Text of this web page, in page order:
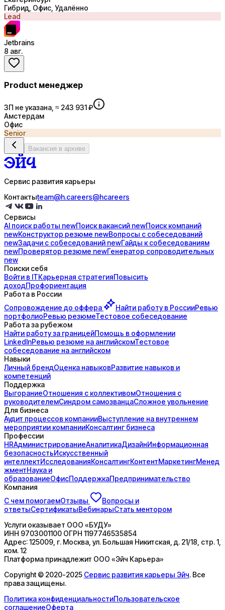
Гибрид, Офис, Удалённо
Lead
Jetbrains
8 авг.
Product менеджер
ЗП не указана, ≈ 243 931 ₽
Амстердам
Офис
Senior
Вакансия в архиве
Сервис развития карьеры
Контактыteam@h.careers@hcareers
Сервисы
AI поискработы newПоисквакансий newПоисккомпаний
newКонструктор резюме newВопросы с собеседований
newЗадачи с собеседований newГайды ксобеседованиям
newПроверятор резюме newГенератор сопроводительных
new
Поиски себя
Войти в ITКарьерная стратегияПовысить
доходПрофориентация
Работа в России
Сопровождение до оффера Найти работу в РоссииРевью
портфолиоРевью резюмеТестовое собеседование
Работа за рубежом
Найти работу за границейПомощь в оформлении
LinkedInРевью резюме на английскомТестовое
собеседование на английском
Навыки
Личный брендОценка навыковРазвитие навыков и
компетенций
Поддержка
ВыгораниеОтношения с коллективомОтношения с
руководителемСиндром самозванцаСложное увольнение
Для бизнеса
Аудит процессов компанииВыступление на внутреннем
мероприятии компанииКонсалтинг бизнеса
Профессии
HRАдминистрированиеАналитикаДизайнИнформационная
безопасностьИскусственный
интеллектИсследованияКонсалтингКонтентМаркетингМенед
жментНаука и
образованиеОфисПоддержкаПредпринимательство
Компания
С чем помогаемОтзывы
Вопросы и
ответыСертификатыВебинарыСтать ментором
Услуги оказывает ООО «БУДУ»
ИНН 9703001100 ОГРН 1197746535854
Адрес:125009, г. Москва, ул. Большая Никитская, д. 21/18, стр. 1,
ком. 12
Платформа принадлежит ООО «Эйч Карьера»
Copyright © 2020-2025 Сервис развития карьеры Эйч. Все
права защищены.
Политика конфиденциальностиПользовательское
соглашениеОферта